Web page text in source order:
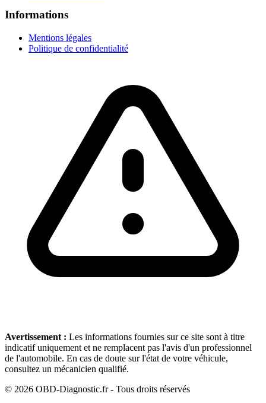
Informations
Mentions légales
Politique de confidentialité
Avertissement : Les informations fournies sur ce site sont à titre
indicatif uniquement et ne remplacent pas l'avis d'un professionnel
de l'automobile. En cas de doute sur l'état de votre véhicule,
consultez un mécanicien qualifié.
© 2026 OBD-Diagnostic.fr - Tous droits réservés